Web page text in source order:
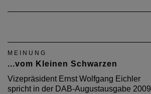
MEINUNG
...vom Kleinen Schwarzen
Vizepräsident Ernst Wolfgang Eichler
spricht in der DAB-Augustausgabe 2009